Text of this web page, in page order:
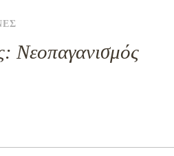
Νεοπαγανισμός